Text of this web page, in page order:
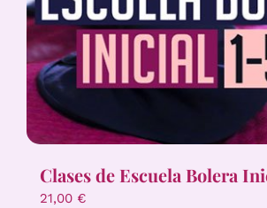
Clases de Escuela Bolera
21,00 €